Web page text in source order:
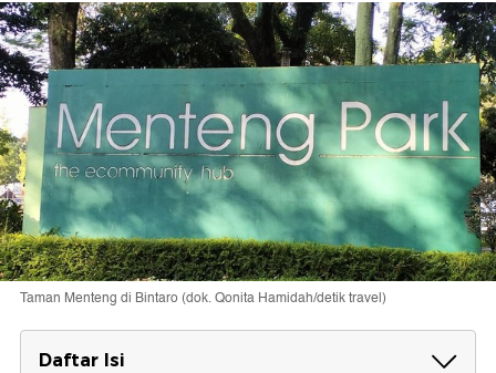
Taman Menteng di Bintaro (dok. Qonita Hamidah/detik travel)
Daftar Isi